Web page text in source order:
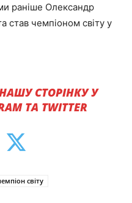
раніше Олександр
став чемпіоном світу у
СТОРІНКУ У
ТА TWITTER
світу